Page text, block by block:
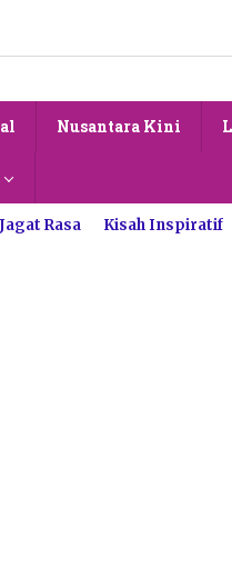
Nusantara Kini
Jagat Rasa Kisah Inspiratif